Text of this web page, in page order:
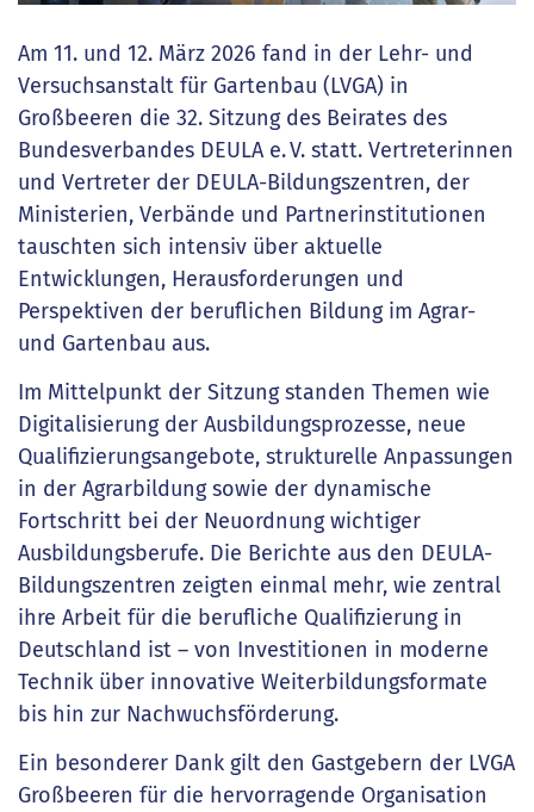
Am 11. und 12. März 2026 fand in der Lehr- und
Versuchsanstalt für Gartenbau (LVGA) in
Großbeeren die 32. Sitzung des Beirates des
Bundesverbandes DEULA e. V. statt. Vertreterinnen
und Vertreter der DEULA-Bildungszentren, der
Ministerien, Verbände und Partnerinstitutionen
tauschten sich intensiv über aktuelle
Entwicklungen, Herausforderungen und
Perspektiven der beruflichen Bildung im Agrar-
und Gartenbau aus.
Im Mittelpunkt der Sitzung standen Themen wie
Digitalisierung der Ausbildungsprozesse, neue
Qualifizierungsangebote, strukturelle Anpassungen
in der Agrarbildung sowie der dynamische
Fortschritt bei der Neuordnung wichtiger
Ausbildungsberufe. Die Berichte aus den DEULA-
Bildungszentren zeigten einmal mehr, wie zentral
ihre Arbeit für die berufliche Qualifizierung in
Deutschland ist – von Investitionen in moderne
Technik über innovative Weiterbildungsformate
bis hin zur Nachwuchsförderung.
Ein besonderer Dank gilt den Gastgebern der LVGA
Großbeeren für die hervorragende Organisation